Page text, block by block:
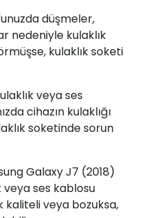
düşmeler,
nedeniyle kulaklık
kulaklık soketi
veya ses
cihazın kulaklığı
soketinde sorun
Galaxy J7 (2018)
ses kablosu
kaliteli veya bozuksa,